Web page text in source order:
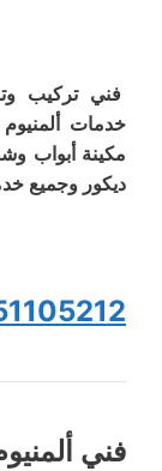
فني تركيب
خدمات
مكينة أبواب
ديكور وجميع
فني